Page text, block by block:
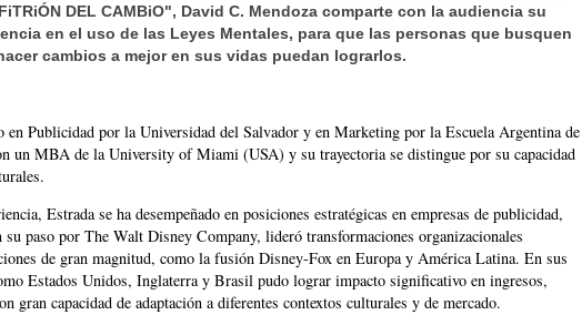
DEL CAMBiO", David C. Mendoza comparte con la audiencia su
en el uso de las Leyes Mentales, para que las personas que busquen
cambios a mejor en sus vidas puedan lograrlos.
en Publicidad por la Universidad del Salvador y en Marketing por la Escuela Argentina de
un MBA de la University of Miami (USA) y su trayectoria se distingue por su capacidad
Estrada se ha desempeñado en posiciones estratégicas en empresas de publicidad,
paso por The Walt Disney Company, lideró transformaciones organizacionales
de gran magnitud, como la fusión Disney-Fox en Europa y América Latina. En sus
Estados Unidos, Inglaterra y Brasil pudo lograr impacto significativo en ingresos,
gran capacidad de adaptación a diferentes contextos culturales y de mercado.